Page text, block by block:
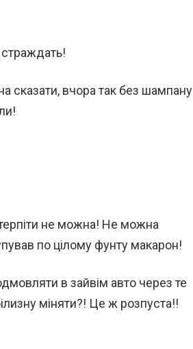
страждать!
сказати, вчора так без шампану
терпіти не можна! Не можна
по цілому фунту макарон!
в зайвім авто через те
міняти?! Це ж розпуста!!